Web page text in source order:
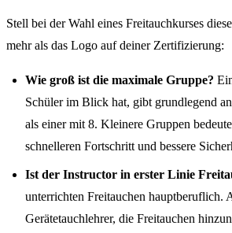
Stell bei der Wahl eines Freitauchkurses
mehr als das Logo auf deiner Zertifizierung:
Wie groß ist die maximale Gruppe?
Schüler im Blick hat, gibt grundlegend
als einer mit 8. Kleinere Gruppen
schnelleren Fortschritt und bessere
Ist der Instructor in erster Linie
unterrichten Freitauchen hauptberuflich.
Gerätetauchlehrer, die Freitauchen